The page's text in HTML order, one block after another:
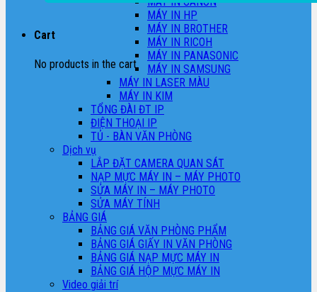
Cart
No products in the cart.
MÁY IN HP
MÁY IN BROTHER
MÁY IN RICOH
MÁY IN PANASONIC
MÁY IN SAMSUNG
MÁY IN LASER MÀU
MÁY IN KIM
TỔNG ĐÀI ĐT IP
ĐIỆN THOẠI IP
TỦ - BÀN VĂN PHÒNG
Dịch vụ
LẮP ĐẶT CAMERA QUAN SÁT
NẠP MỰC MÁY IN – MÁY PHOTO
SỬA MÁY IN – MÁY PHOTO
SỬA MÁY TÍNH
BẢNG GIÁ
BẢNG GIÁ VĂN PHÒNG PHẨM
BẢNG GIÁ GIẤY IN VĂN PHÒNG
BẢNG GIÁ NẠP MỰC MÁY IN
BẢNG GIÁ HỘP MỰC MÁY IN
Video giải trí